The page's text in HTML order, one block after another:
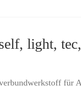
light,
für